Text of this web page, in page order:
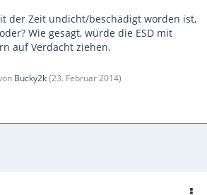
der Zeit undicht/beschädigt worden ist,
Wie gesagt, würde die ESD mit
auf Verdacht ziehen.
Bucky2k(23. Februar 2014)